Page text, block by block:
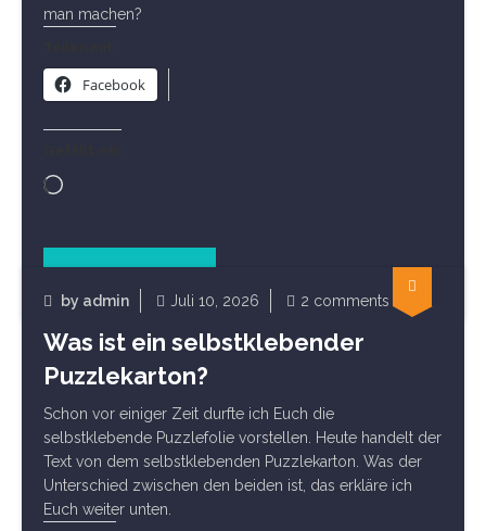
man machen?
Facebook
Wird
Sonstiges Puzzlezubehör
by admin Juli 10, 2026 2 comments
Was ist ein selbstklebender
Puzzlekarton?
Schon vor einiger Zeit durfte ich Euch die
selbstklebende Puzzlefolie vorstellen. Heute handelt der
Text von dem selbstklebenden Puzzlekarton. Was der
Unterschied zwischen den beiden ist, das erkläre ich
Euch weiter unten.